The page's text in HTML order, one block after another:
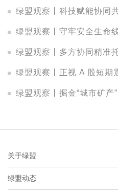
绿盟观察丨科技赋能协同
绿盟观察丨守牢安全生命
绿盟观察丨多方协同精准托底
绿盟观察丨正视 A 股短期震荡
绿盟观察丨掘金“城市矿产”：
关于绿盟
绿盟动态